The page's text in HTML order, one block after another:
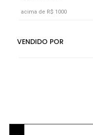
acima de R$ 1000